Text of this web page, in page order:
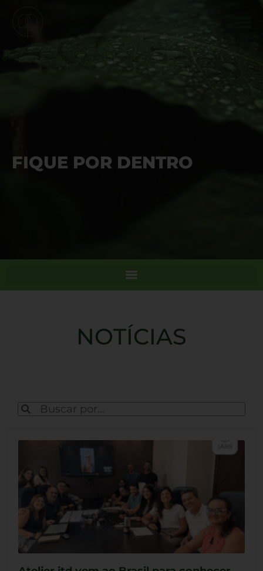
FIQUE POR DENTRO
NOTÍCIAS